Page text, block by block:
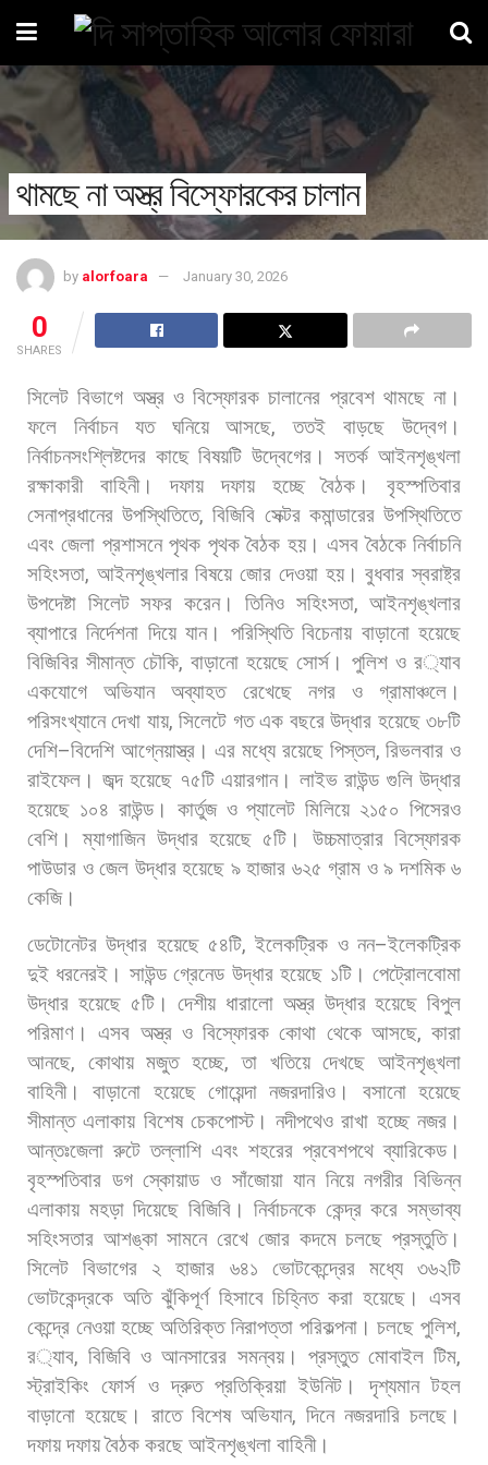
থামছে না অস্ত্র বিস্ফোরকের চালান
by alorfoara January 30, 2026
0
SHARES
সিলেট বিভাগে অস্ত্র ও বিস্ফোরক চালানের প্রবেশ থামছে না।
ফলে
নির্বাচন যত ঘনিয়ে আসছে,ততই বাড়ছে
উদ্বেগ।
নির্বাচনসংশ্লিষ্টদের কাছে বিষয়টি উদ্বেগের। সতর্ক আইনশৃঙ্খলা
রক্ষাকারী
বাহিনী। দফায় দফায় হচ্ছে বৈঠক।
বৃহস্পতিবার
সেনাপ্রধানের উপস্থিতিতে,বিজিবি সেক্টর কমান্ডারের উপস্থিতিতে
এবং জেলা প্রশাসনে পৃথক পৃথক বৈঠক হয়। এসব বৈঠকে নির্বাচনি
সহিংসতা, আইনশৃঙ্খলার বিষয়ে জোর দেওয়া হয়। বুধবার স্বরাষ্ট্র
উপদেষ্টা সিলেট সফর করেন। তিনিও সহিংসতা, আইনশৃঙ্খলার
ব্যাপারে নির্দেশনা দিয়ে যান। পরিস্থিতি বিচেনায় বাড়ানো হয়েছে
বিজিবির সীমান্ত চৌকি, বাড়ানো হয়েছে সোর্স। পুলিশ ও র্যাব
একযোগে
অভিযান অব্যাহত রেখেছে নগর ও
গ্রামাঞ্চলে।
পরিসংখ্যানে দেখা যায়,সিলেটে গত এক বছরে উদ্ধার হয়েছে ৩৮টি
দেশি–বিদেশি আগ্নেয়াস্ত্র। এর মধ্যে রয়েছে পিস্তল,রিভলবার ও
রাইফেল। জব্দ হয়েছে ৭৫টি এয়ারগান। লাইভ রাউন্ড গুলি উদ্ধার
হয়েছে ১০৪ রাউন্ড। কার্তুজ ও প্যালেট মিলিয়ে ২১৫০ পিসেরও
বেশি।
ম্যাগাজিন উদ্ধার হয়েছে ৫টি। উচ্চমাত্রার বিস্ফোরক
পাউডার ও জেল উদ্ধার হয়েছে ৯ হাজার ৬২৫ গ্রাম ও ৯ দশমিক ৬
কেজি।
ডেটোনেটর উদ্ধার হয়েছে ৫৪টি,ইলেকট্রিক ও নন–ইলেকট্রিক
দুই ধরনেরই। সাউন্ড গ্রেনেড উদ্ধার হয়েছে ১টি। পেট্রোলবোমা
উদ্ধার হয়েছে ৫টি। দেশীয় ধারালো অস্ত্র উদ্ধার হয়েছে বিপুল
পরিমাণ। এসব অস্ত্র ও বিস্ফোরক কোথা থেকে আসছে, কারা
আনছে, কোথায় মজুত হচ্ছে,তা খতিয়ে দেখছে আইনশৃঙ্খলা
বাহিনী।
বাড়ানো হয়েছে গোয়েন্দা নজরদারিও। বসানো হয়েছে
সীমান্ত এলাকায় বিশেষ চেকপোস্ট। নদীপথেও রাখা হচ্ছে নজর।
আন্তঃজেলা রুটে তল্লাশি এবং শহরের প্রবেশপথে ব্যারিকেড।
বৃহস্পতিবার ডগ স্কোয়াড ও সাঁজোয়া যান নিয়ে নগরীর বিভিন্ন
এলাকায় মহড়া দিয়েছে বিজিবি। নির্বাচনকে কেন্দ্র করে সম্ভাব্য
সহিংসতার আশঙ্কা সামনে রেখে জোর কদমে চলছে প্রস্তুতি।
সিলেট
বিভাগের ২ হাজার ৬৪১ ভোটকেন্দ্রের মধ্যে
৩৬২টি
ভোটকেন্দ্রকে অতি ঝুঁকিপূর্ণ হিসাবে চিহ্নিত করা হয়েছে।
এসব
কেন্দ্রে নেওয়া হচ্ছে অতিরিক্ত নিরাপত্তা পরিকল্পনা। চলছে পুলিশ,
র্যাব,বিজিবি ও আনসারের সমন্বয়। প্রস্তুত মোবাইল টিম,
স্ট্রাইকিং ফোর্স ও দ্রুত প্রতিক্রিয়া ইউনিট। দৃশ্যমান টহল
বাড়ানো হয়েছে। রাতে বিশেষ অভিযান, দিনে নজরদারি চলছে।
দফায় দফায় বৈঠক করছে আইনশৃঙ্খলা বাহিনী।